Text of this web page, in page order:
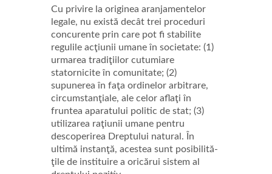
Cu privire la originea aranjamentelor
legale, nu există decât trei proceduri
concurente prin care pot fi stabilite
regulile acţiunii umane în societate: (1)
urmarea tradiţiilor cutumiare
statornicite în comunitate; (2)
supunerea în faţa ordinelor arbitrare,
circumstanţiale, ale celor aflaţi în
fruntea aparatului politic de stat; (3)
utilizarea raţiunii umane pentru
descoperirea Dreptului natural. În
ultimă instanţă, acestea sunt posibilită-
ţile de instituire a oricărui sistem al